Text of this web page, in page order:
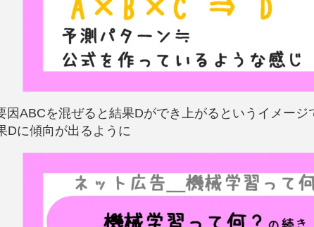
ABCを混ぜると結果Dができ上がるというイメージ
Dに傾向が出るように